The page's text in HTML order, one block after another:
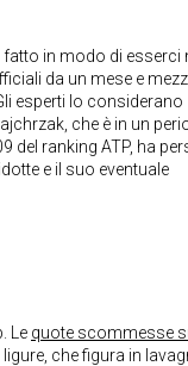
in modo di esserci
da un mese e
esperti lo considerano
che è in un
del ranking ATP, ha
e il suo eventuale
Le quote scommesse
che figura in